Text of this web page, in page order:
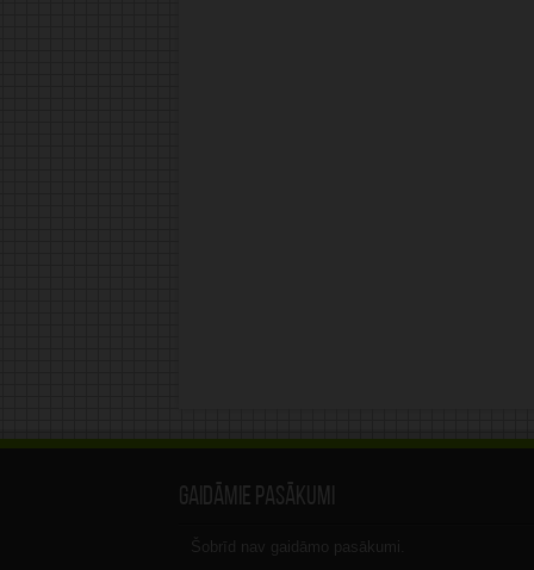
Gaidāmie pasākumi
Šobrīd nav gaidāmo pasākumi.